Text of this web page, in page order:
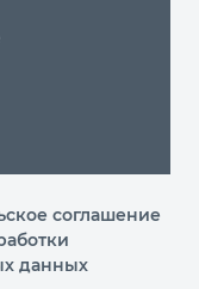
соглашение
данных